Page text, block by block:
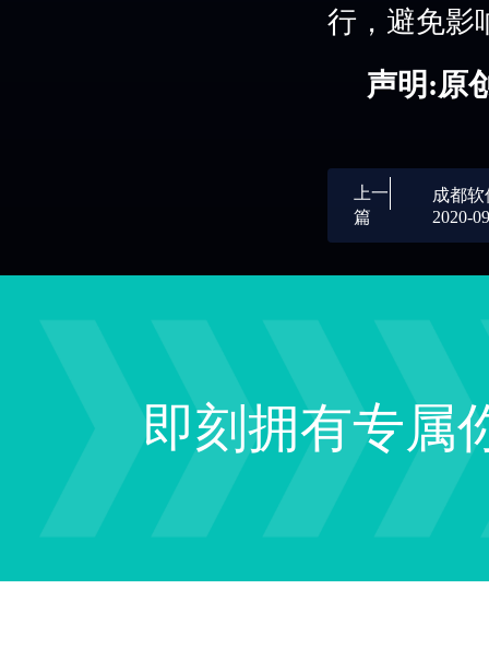
行，避免影
声明:原
上一
篇
成都
专注男
软件不
2020-
即刻拥有专属